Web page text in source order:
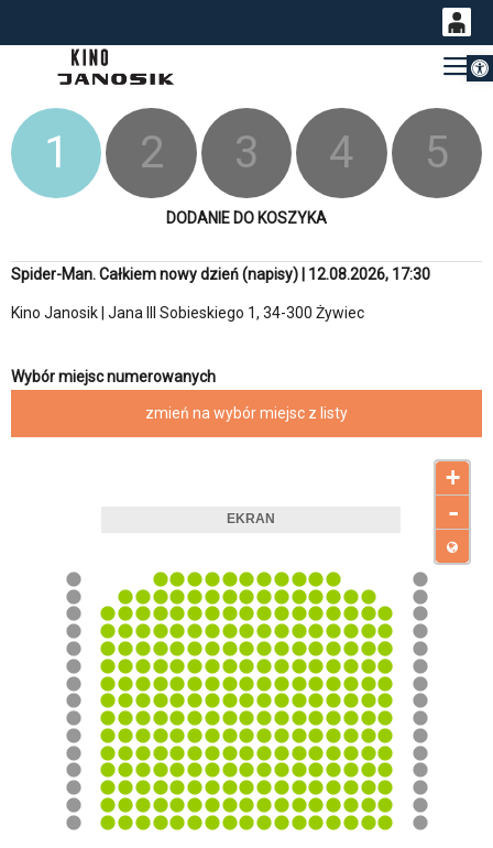
PLN
14
1 2 3 4 5
DODANIE DO KOSZYKA
Spider-Man. Całkiem nowy dzień (napisy) | 12.08.2026, 17:30
Kino Janosik | Jana III Sobieskiego 1, 34-300 Żywiec
Wybór miejsc numerowanych
zmień na wybór miejsc z listy
+
-